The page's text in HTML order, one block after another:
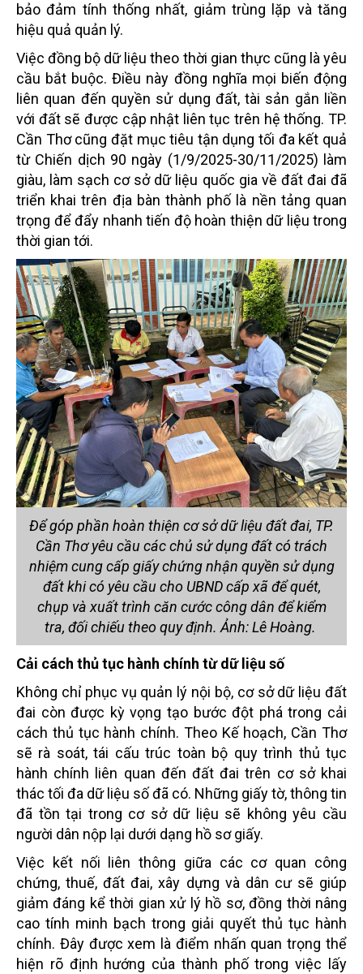
bảo đảm tính thống nhất, giảm trùng lặp và tăng
hiệu quả quản lý.
Việc đồng bộ dữ liệu theo thời gian thực cũng là yêu
cầu bắt buộc. Điều này đồng nghĩa mọi biến động
liên quan đến quyền sử dụng đất, tài sản gắn liền
với đất sẽ được cập nhật liên tục trên hệ thống. TP.
Cần Thơ cũng đặt mục tiêu tận dụng tối đa kết quả
từ Chiến dịch 90 ngày (1/9/2025-30/11/2025) làm
giàu, làm sạch cơ sở dữ liệu quốc gia về đất đai đã
triển khai trên địa bàn thành phố là nền tảng quan
trọng để đẩy nhanh tiến độ hoàn thiện dữ liệu trong
thời gian tới.
Để góp phần hoàn thiện cơ sở dữ liệu đất đai, TP.
Cần Thơ yêu cầu các chủ sử dụng đất có trách
nhiệm cung cấp giấy chứng nhận quyền sử dụng
đất khi có yêu cầu cho UBND cấp xã để quét,
chụp và xuất trình căn cước công dân để kiểm
tra, đối chiếu theo quy định. Ảnh: Lê Hoàng.
Cải cách thủ tục hành chính từ dữ liệu số
Không chỉ phục vụ quản lý nội bộ, cơ sở dữ liệu đất
đai còn được kỳ vọng tạo bước đột phá trong cải
cách thủ tục hành chính. Theo Kế hoạch, Cần Thơ
sẽ rà soát, tái cấu trúc toàn bộ quy trình thủ tục
hành chính liên quan đến đất đai trên cơ sở khai
thác tối đa dữ liệu số đã có. Những giấy tờ, thông tin
đã tồn tại trong cơ sở dữ liệu sẽ không yêu cầu
người dân nộp lại dưới dạng hồ sơ giấy.
Việc kết nối liên thông giữa các cơ quan công
chứng, thuế, đất đai, xây dựng và dân cư sẽ giúp
giảm đáng kể thời gian xử lý hồ sơ, đồng thời nâng
cao tính minh bạch trong giải quyết thủ tục hành
chính. Đây được xem là điểm nhấn quan trọng thể
hiện rõ định hướng của thành phố trong việc lấy